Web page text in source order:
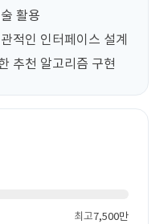
활용
적인 인터페이스 설계
추천 알고리즘 구현
최고7,500만